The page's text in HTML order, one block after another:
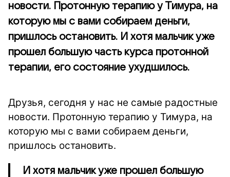
новости. Протонную терапию у Тимура, на
которую мы с вами собираем деньги,
пришлось остановить. И хотя мальчик уже
прошел большую часть курса протонной
терапии, его состояние ухудшилось.
Друзья, сегодня у нас не самые радостные
новости. Протонную терапию у Тимура, на
которую мы с вами собираем деньги,
пришлось остановить.
И хотя мальчик уже прошел большую